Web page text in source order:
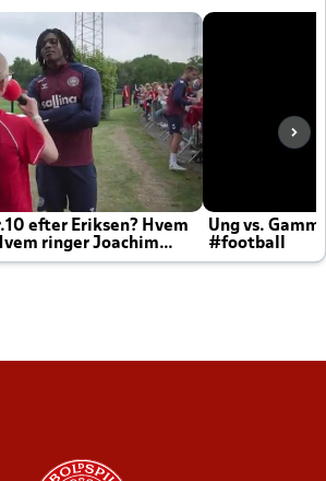
efter Eriksen? Hvem
ringer Joachim
Ung vs.
#football